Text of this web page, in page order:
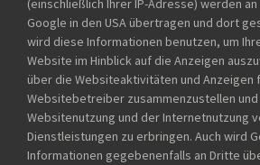
(einschließlich Ihrer IP-Adresse) werden
Google in den USA übertragen und dort
wird diese Informationen benutzen, um
Website im Hinblick auf die Anzeigen
über die Websiteaktivitäten und Anzeigen
Websitebetreiber zusammenzustellen
Websitenutzung und der Internetnutzung
Dienstleistungen zu erbringen. Auch wird
Informationen gegebenenfalls an Dritte